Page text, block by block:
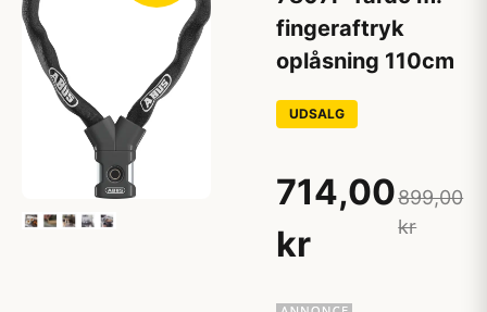
fingeraftryk
oplåsning 110cm
UDSALG
714,00
kr
899,00
kr